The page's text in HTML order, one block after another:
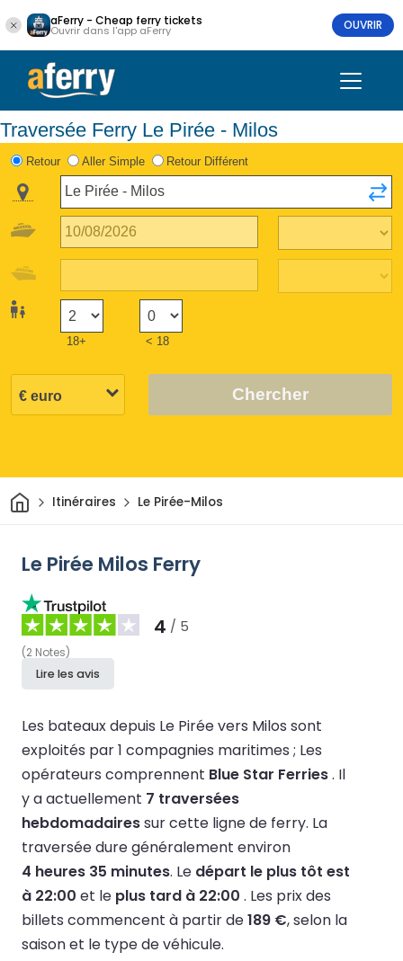
aFerry - Cheap ferry tickets
Ouvrir dans l'app aFerry OUVRIR
Traversée Ferry Le Pirée - Milos
Retour Aller Simple Retour Différent
18+ < 18
Chercher
Maison
Itinéraires Le Pirée-Milos
Le Pirée Milos Ferry
4 / 5
(2 Notes)
Lire les avis
Les bateaux depuis Le Pirée vers Milos sont
exploités par 1 compagnies maritimes ; Les
opérateurs comprennent Blue Star Ferries. Il
y a actuellement 7 traversées
hebdomadairessur cette ligne de ferry. La
traversée dure généralement environ
4 heures 35 minutes. Le départ le plus tôt est
à 22:00 et le plus tard à 22:00 . Les prix des
billets commencent à partir de189 €, selon la
saison et le type de véhicule.